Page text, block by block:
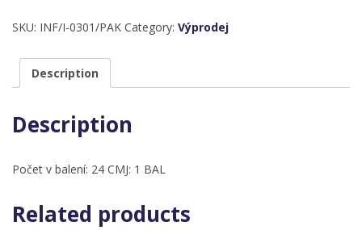
33x33,
růžová,
50ks
quantity
SKU: INF/I-0301/PAK Category: Výprodej
Description
Description
Počet v balení: 24 CMJ: 1 BAL
Related products